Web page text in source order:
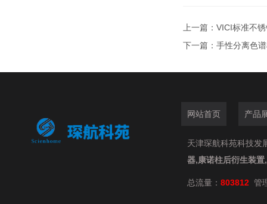
上一篇： VICI标准不
下一篇： 手性分离色
网站首页 产品
天津琛航科苑科技发
器,康诺柱后衍生装
总流量： 803812 管